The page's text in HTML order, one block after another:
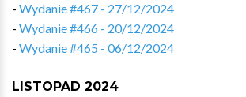
- Wydanie #467 - 27/12/2024
- Wydanie #466 - 20/12/2024
- Wydanie #465 - 06/12/2024
LISTOPAD 2024